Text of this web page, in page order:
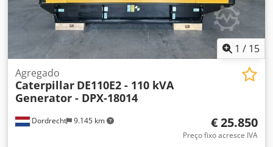
1 / 15
Dordrecht 9.145 km
Agregado
Caterpillar DE110E2 - 110 kVA
Generator - DPX-18014
€ 25.850
Preço fixo acresce IVA